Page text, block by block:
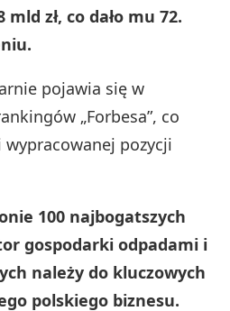
zł, co dało mu 72.
pojawia się w
„Forbesa”, co
wypracowanej pozycji
100 najbogatszych
gospodarki odpadami i
należy do kluczowych
polskiego biznesu.